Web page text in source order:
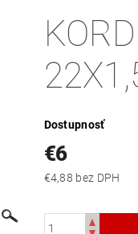
Dostupnosť
€6
€4,88 bez DPH